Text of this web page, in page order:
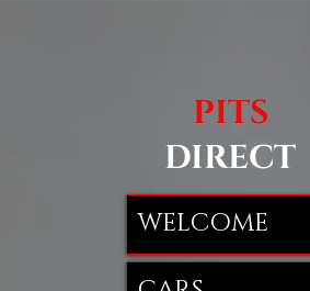
PITS
DIRECT
WELCOME